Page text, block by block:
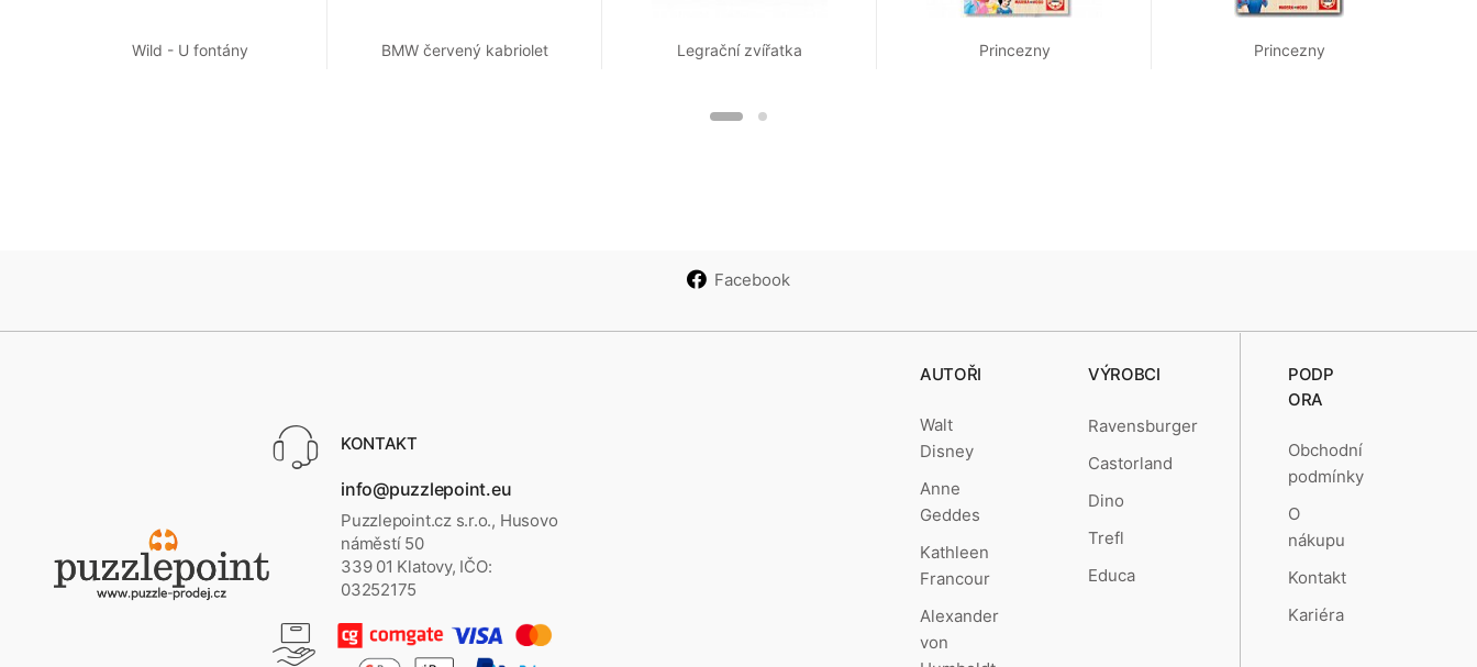
Wild - U fontány BMW červený kabriolet Legrační zvířatka Princezny Princezny
Facebook
KONTAKT
info@puzzlepoint.eu
Puzzlepoint.cz s.r.o., Husovo
náměstí 50
339 01 Klatovy, IČO:
03252175
AUTOŘI
Walt
Disney
Anne
Geddes
Kathleen
Francour
Alexander
von
VÝROBCI
Ravensburger
Castorland
Dino
Trefl
Educa
PODP
ORA
Obchodní
podmínky
O
nákupu
Kontakt
Kariéra